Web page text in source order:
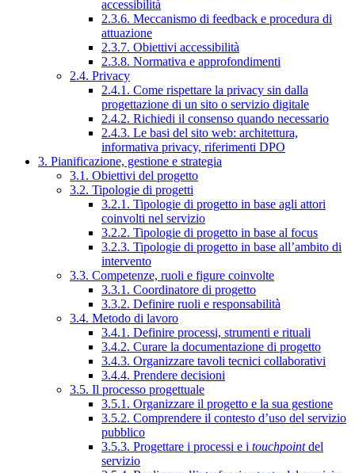
accessibilità
2.3.6. Meccanismo di feedback e procedura di
attuazione
2.3.7. Obiettivi accessibilità
2.3.8. Normativa e approfondimenti
2.4. Privacy
2.4.1. Come rispettare la privacy sin dalla
progettazione di un sito o servizio digitale
2.4.2. Richiedi il consenso quando necessario
2.4.3. Le basi del sito web: architettura,
informativa privacy, riferimenti DPO
3. Pianificazione, gestione e strategia
3.1. Obiettivi del progetto
3.2. Tipologie di progetti
3.2.1. Tipologie di progetto in base agli attori
coinvolti nel servizio
3.2.2. Tipologie di progetto in base al focus
3.2.3. Tipologie di progetto in base all’ambito di
intervento
3.3. Competenze, ruoli e figure coinvolte
3.3.1. Coordinatore di progetto
3.3.2. Definire ruoli e responsabilità
3.4. Metodo di lavoro
3.4.1. Definire processi, strumenti e rituali
3.4.2. Curare la documentazione di progetto
3.4.3. Organizzare tavoli tecnici collaborativi
3.4.4. Prendere decisioni
3.5. Il processo progettuale
3.5.1. Organizzare il progetto e la sua gestione
3.5.2. Comprendere il contesto d’uso del servizio
pubblico
3.5.3. Progettare i processi e i touchpointdel
servizio